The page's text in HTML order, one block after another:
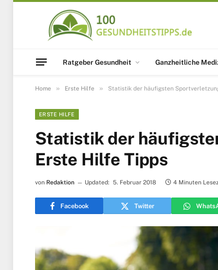
Ratgeber Gesundheit Ganzheitliche
Home » Erste Hilfe » Statistik der häufigsten
ERSTE HILFE
Statistik der
Erste Hilfe Tipps
von Redaktion Updated: 5. Februar 2018 4 Minuten
Facebook Twitter